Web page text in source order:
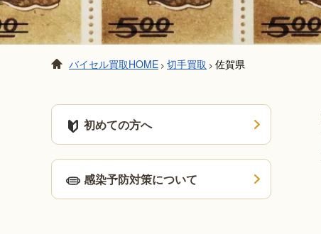
バイセル買取HOME > 切手買取 > 佐賀県
初めての方へ
感染予防対策について